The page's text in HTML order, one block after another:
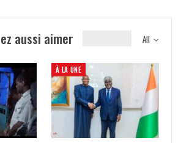
All
aussi aimer
À LA UNE